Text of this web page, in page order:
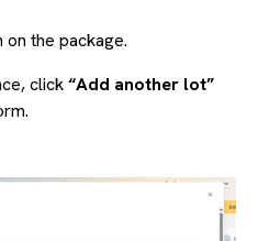
on the package.
click“Add another lot”